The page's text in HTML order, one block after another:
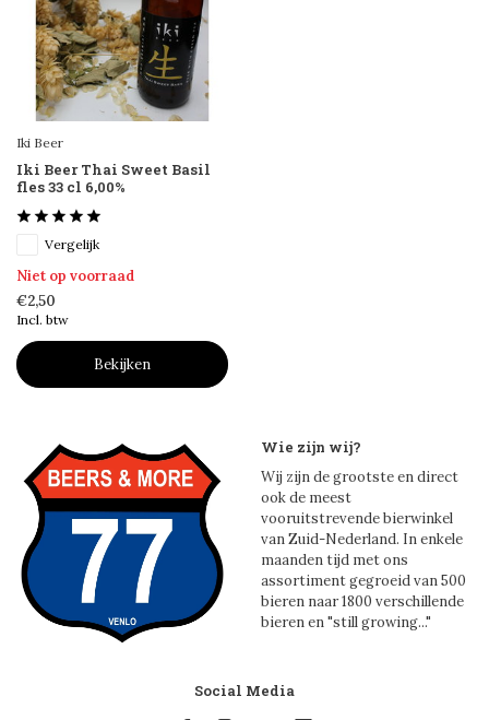
Iki Beer
Iki Beer Thai Sweet Basil
fles 33 cl 6,00%
Vergelijk
Niet op voorraad
€2,50
Incl. btw
Bekijken
Wie zijn wij?
Wij zijn de grootste en direct
ook de meest
vooruitstrevende bierwinkel
van Zuid-Nederland. In enkele
maanden tijd met ons
assortiment gegroeid van 500
bieren naar 1800 verschillende
bieren en "still growing..."
Social Media